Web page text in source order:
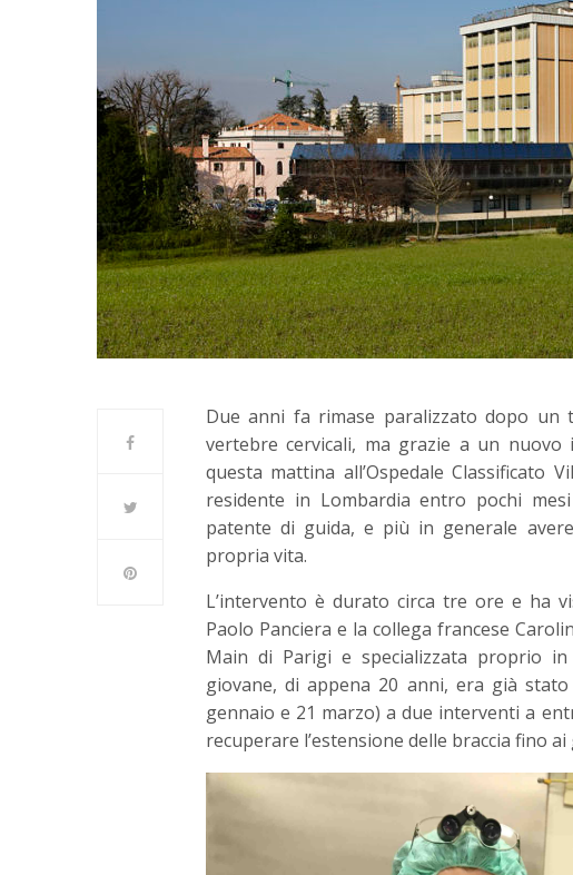
Due anni fa rimase paralizzato dopo
vertebre cervicali, ma grazie a un nuovo
questa mattina all’Ospedale Classificato
residente in Lombardia entro pochi
patente di guida, e più in generale
propria vita.
L’intervento è durato circa tre ore e ha
Paolo Panciera e la collega francese
Main di Parigi e specializzata proprio
giovane, di appena 20 anni, era già
gennaio e 21 marzo) a due interventi a
recuperare l’estensione delle braccia fino ai